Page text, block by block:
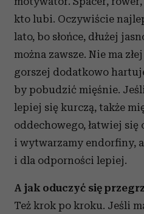
kto lubi. Oczywiście
lato, bo słońce, dłużej
można zawsze. Nie ma
gorszej dodatkowo
by pobudzić mięśnie.
lepiej się kurczą, także
oddechowego, łatwiej się
i wytwarzamy endorfiny,
i dla odporności lepiej.
A jak oduczyć się
Też krok po kroku. Jeśli